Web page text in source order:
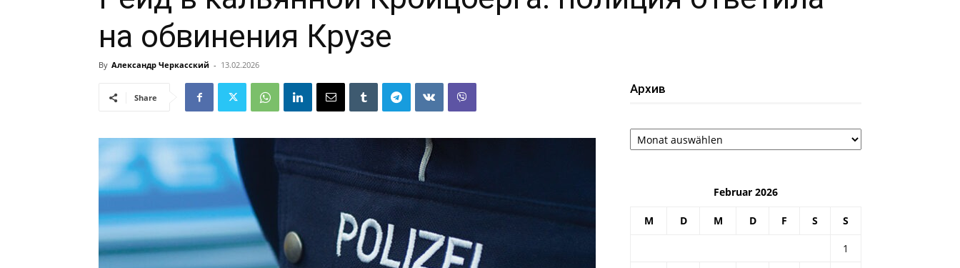
на обвинения Крузе
By Александр Черкасский - 13.02.2026
Share
Архив
Архив
Februar 2026
M D M D F S S
1